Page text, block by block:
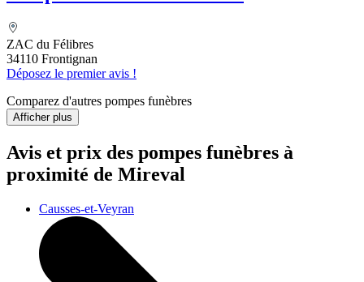
ZAC du Félibres
34110 Frontignan
Déposez le premier avis !
Comparez d'autres pompes funèbres
Afficher plus
Avis et prix des pompes funèbres à
proximité de Mireval
Causses-et-Veyran